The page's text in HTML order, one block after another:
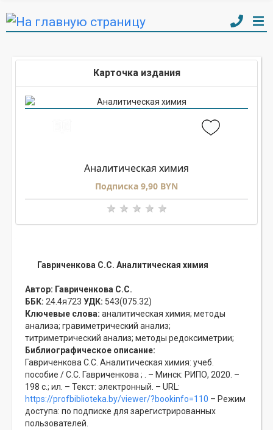
Карточка издания
Аналитическая химия
Подписка 9,90 BYN
Гавриченкова С.С. Аналитическая химия
Автор: Гавриченкова С.С.
ББК: 24.4я723 УДК: 543(075.32)
Ключевые слова: аналитическая химия; методы
анализа; гравиметрический анализ;
титриметрический анализ; методы редоксиметрии;
Библиографическое описание:
Гавриченкова С.С. Аналитическая химия: учеб.
пособие / С.С. Гавриченкова ; . – Минск: РИПО, 2020. –
198 с.; ил. – Текст: электронный. – URL:
https://profbiblioteka.by/viewer/?bookinfo=110 – Режим
доступа: по подписке для зарегистрированных
пользователей.